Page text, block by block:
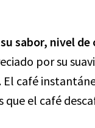
sabor, nivel
por su
café
que el café